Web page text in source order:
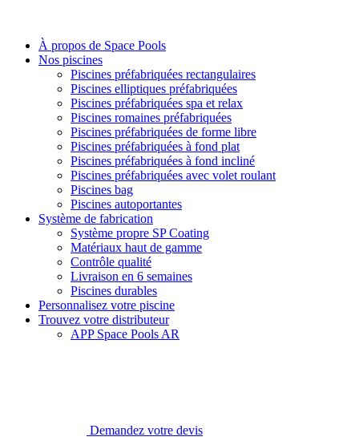
À propos de Space Pools
Nos piscines
Piscines préfabriquées rectangulaires
Piscines elliptiques préfabriquées
Piscines préfabriquées spa et relax
Piscines romaines préfabriquées
Piscines préfabriquées de forme libre
Piscines préfabriquées à fond plat
Piscines préfabriquées à fond incliné
Piscines préfabriquées avec volet roulant
Piscines bag
Piscines autoportantes
Système de fabrication
Système propre SP Coating
Matériaux haut de gamme
Contrôle qualité
Livraison en 6 semaines
Piscines durables
Personnalisez votre piscine
Trouvez votre distributeur
APP Space Pools AR
Demandez votre devis